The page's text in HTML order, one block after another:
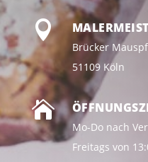

Brücker
51109 Köln

Mo-Do nach
Freitags von